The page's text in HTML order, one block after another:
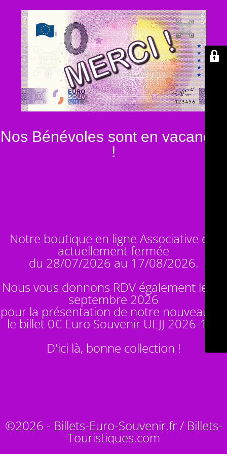
Nos Bénévoles sont en vacances
!
Notre boutique en ligne Associative est
actuellement fermée
du 28/07/2026 au 17/08/2026.
Nous vous donnons RDV également le 14
septembre 2026
pour la présentation de notre nouveauté :
le billet 0€ Euro Souvenir UEJJ 2026-10
D'ici là, bonne collection !
©2026 - Billets-Euro-Souvenir.fr / Billets-
Touristiques.com